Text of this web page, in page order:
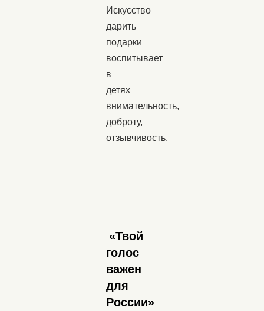
Искусство
дарить
подарки
воспитывает
в
детях
внимательность,
доброту,
отзывчивость.
«Твой
голос
важен
для
России»